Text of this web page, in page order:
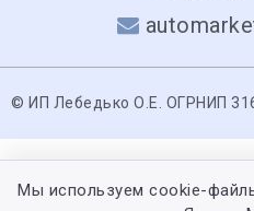
© ИП Лебедько О.Е. ОГРНИП
Мы используем cookie-